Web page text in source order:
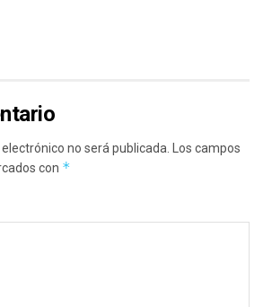
no será publicada.
Los campos
con *